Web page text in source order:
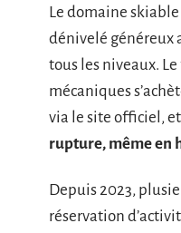
Le domaine skiable
dénivelé généreux
tous les niveaux.
mécaniques
via le site officiel, et
rupture, même en
Depuis 2023,
réservation